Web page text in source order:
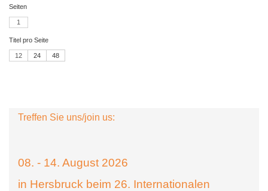
Seiten
1
Titel pro Seite
12 24 48
Treffen Sie uns/join us:
08. - 14. August 2026
in Hersbruck beim 26. Internationalen